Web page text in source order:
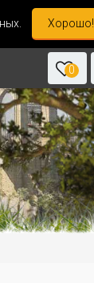
Хорошо!
0